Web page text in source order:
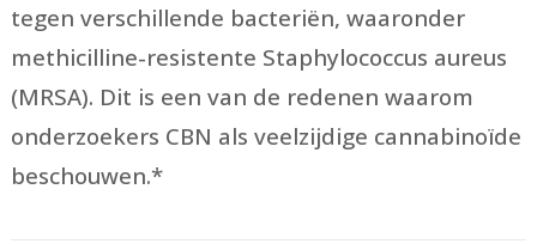
tegen verschillende bacteriën, waaronder
methicilline-resistente Staphylococcus aureus
(MRSA). Dit is een van de redenen waarom
onderzoekers CBN als veelzijdige cannabinoïde
beschouwen.*